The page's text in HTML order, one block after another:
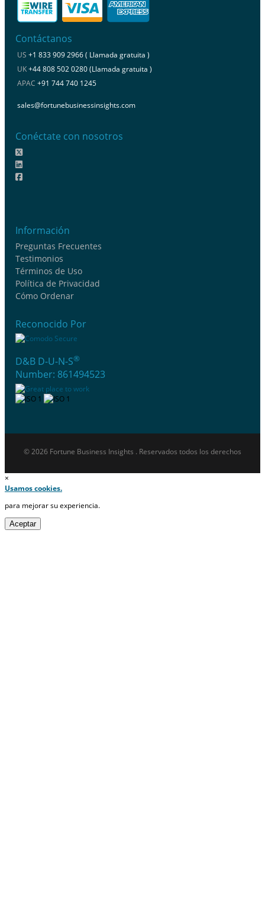
Contáctanos
US +1 833 909 2966 ( Llamada gratuita )
UK+44 808 502 0280 (Llamada gratuita )
APAC +91 744 740 1245
sales@fortunebusinessinsights.com
Conéctate con nosotros
Información
Preguntas Frecuentes
Testimonios
Términos de Uso
Política de Privacidad
Cómo Ordenar
Reconocido Por
D&B D-U-N-S®
Number: 861494523
© 2026 Fortune Business Insights . Reservados todos los derechos
×
Usamos cookies.
para mejorar su experiencia.
Aceptar